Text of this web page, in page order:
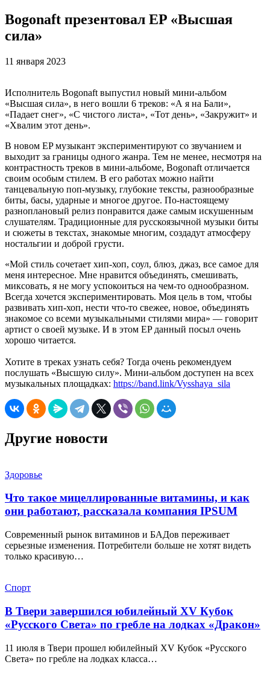
Bogonaft презентовал EP «Высшая
сила»
11 января 2023
Исполнитель Bogonaft выпустил новый мини-альбом
«Высшая сила», в него вошли 6 треков: «А я на Бали»,
«Падает снег», «С чистого листа», «Тот день», «Закружит» и
«Хвалим этот день».
В новом EP музыкант экспериментируют со звучанием и
выходит за границы одного жанра. Тем не менее, несмотря на
контрастность треков в мини-альбоме, Bogonaft отличается
своим особым стилем. В его работах можно найти
танцевальную поп-музыку, глубокие тексты, разнообразные
биты, басы, ударные и многое другое. По-настоящему
разноплановый релиз понравится даже самым искушенным
слушателям. Традиционные для русскоязычной музыки биты
и сюжеты в текстах, знакомые многим, создадут атмосферу
ностальгии и доброй грусти.
«Мой стиль сочетает хип-хоп, соул, блюз, джаз, все самое для
меня интересное. Мне нравится объединять, смешивать,
миксовать, я не могу успокоиться на чем-то однообразном.
Всегда хочется экспериментировать. Моя цель в том, чтобы
развивать хип-хоп, нести что-то свежее, новое, объединять
знакомое со всеми музыкальными стилями мира» — говорит
артист о своей музыке. И в этом EP данный посыл очень
хорошо читается.
Хотите в треках узнать себя? Тогда очень рекомендуем
послушать «Высшую силу». Мини-альбом доступен на всех
музыкальных площадках: https://band.link/Vysshaya_sila
Другие новости
Здоровье
Что такое мицеллированные витамины, и как
они работают, рассказала компания IPSUM
Современный рынок витаминов и БАДов переживает
серьезные изменения. Потребители больше не хотят видеть
только красивую…
Спорт
В Твери завершился юбилейный XV Кубок
«Русского Света» по гребле на лодках «Дракон»
11 июля в Твери прошел юбилейный XV Кубок «Русского
Света» по гребле на лодках класса…